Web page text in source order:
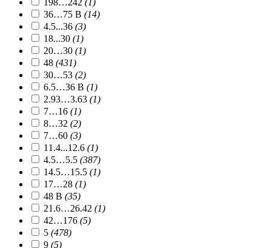
198…242 (1)
36…75 В (14)
4.5...36 (3)
18...30 (1)
20…30 (1)
48 (431)
30…53 (2)
6.5…36 В (1)
2.93…3.63 (1)
7…16 (1)
8…32 (2)
7…60 (3)
11.4...12.6 (1)
4.5…5.5 (387)
14.5…15.5 (1)
17…28 (1)
48 В (35)
21.6…26.42 (1)
42…176 (5)
5 (478)
9 (5)